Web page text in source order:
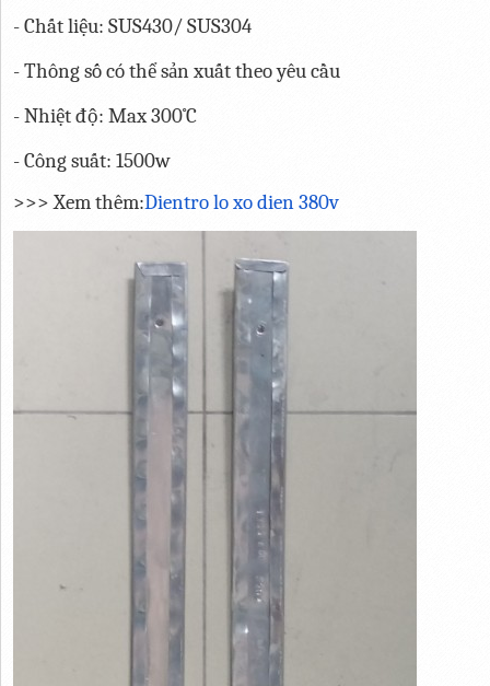
- Chất liệu: SUS430/ SUS304
- Thông số có thể sản xuất theo yêu cầu
- Nhiệt độ: Max 300˚C
- Công suất: 1500w
>>> Xem thêm:Dientro lo xo dien 380v